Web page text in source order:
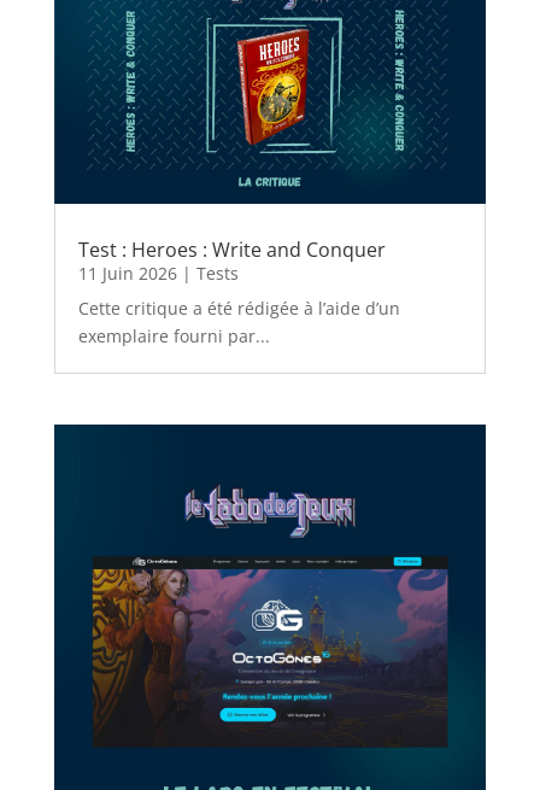
Test : Heroes : Write and Conquer
11 Juin 2026| Tests
Cette critique a été rédigée à l’aide d’un
exemplaire fourni par...